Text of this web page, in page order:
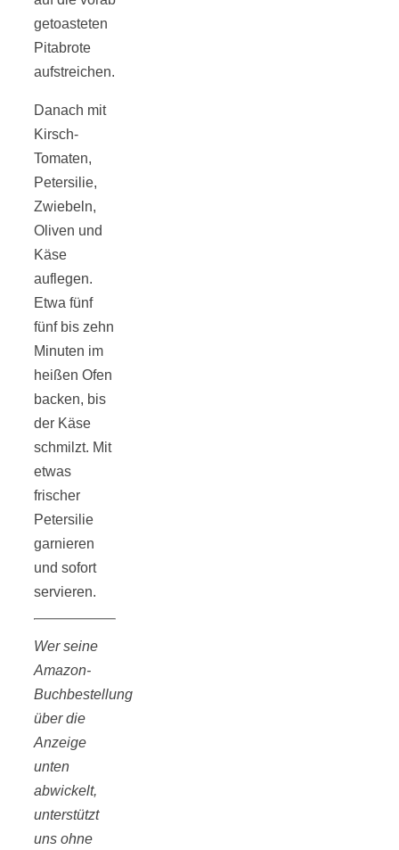
getoasteten
Pitabrote
aufstreichen.
Danach mit
Kirsch-
Tomaten,
Petersilie,
Zwiebeln,
Oliven und
Käse
auflegen.
Etwa fünf
fünf bis zehn
Minuten im
heißen Ofen
backen, bis
der Käse
schmilzt. Mit
etwas
frischer
Petersilie
garnieren
und sofort
servieren.
Wer seine
Amazon-
Buchbestellung
über die
Anzeige
unten
abwickelt,
unterstützt
uns ohne